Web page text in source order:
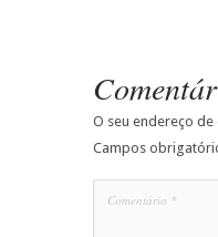
O seu endereço
Campos